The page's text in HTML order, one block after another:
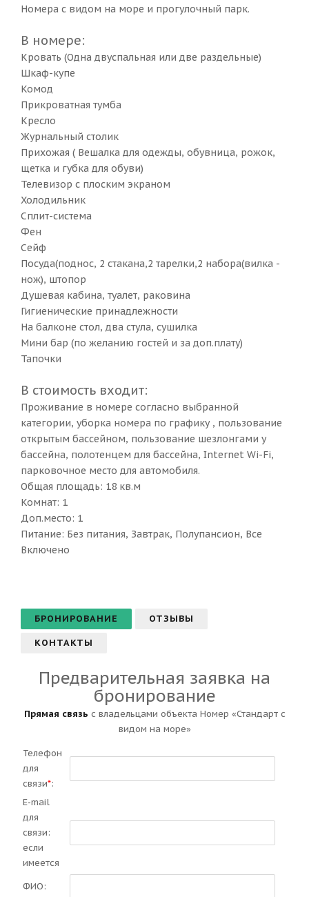
Номера с видом на море и прогулочный парк.
В номере:
Кровать (Одна двуспальная или две раздельные)
Шкаф-купе
Комод
Прикроватная тумба
Кресло
Журнальный столик
Прихожая ( Вешалка для одежды, обувница, рожок,
щетка и губка для обуви)
Телевизор с плоским экраном
Холодильник
Сплит-система
Фен
Сейф
Посуда(поднос, 2 стакана,2 тарелки,2 набора(вилка -
нож), штопор
Душевая кабина, туалет, раковина
Гигиенические принадлежности
На балконе стол, два стула, сушилка
Мини бар (по желанию гостей и за доп.плату)
Тапочки
В стоимость входит:
Проживание в номере согласно выбранной
категории, уборка номера по графику , пользование
открытым бассейном, пользование шезлонгами у
бассейна, полотенцем для бассейна, Internet Wi-Fi,
парковочное место для автомобиля.
Общая площадь: 18 кв.м
Комнат: 1
Доп.место: 1
Питание: Без питания, Завтрак, Полупансион, Все
Включено
БРОНИРОВАНИЕ ОТЗЫВЫ
КОНТАКТЫ
Предварительная заявка на
бронирование
Прямая связь с владельцами объекта Номер «Стандарт с
видом на море»
Телефон
для
связи*:
E-mail
для
связи:
если
имеется
ФИО: